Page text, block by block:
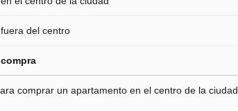
del centro
comprar un apartamento en el centro de la ciudad